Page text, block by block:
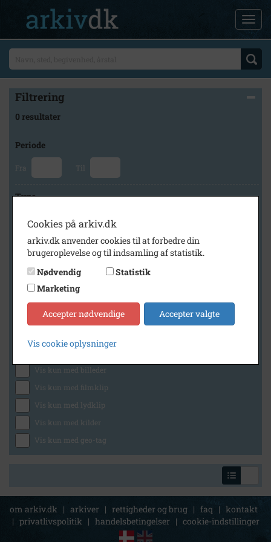
Filtrering
0 resultater
Periode
Fra Til
Type
Arkiv
Generelt
Vis kun med billeder
Vis kun med filmklip
Vis kun med lydklip
Vis kun med kilder
Vis kun med geo-tag
om arkiv.dk | arkiver | rettigheder og brug | faq | kontakt
| privatlivspolitik | handelsbetingelser | cookie-indstillinger
Cookies på arkiv.dk
arkiv.dk anvender cookies til at forbedre din
brugeroplevelse og til indsamling af statistik.
Nødvendig
Statistik
Marketing
Accepter nødvendige Accepter valgte
Vis cookie oplysninger